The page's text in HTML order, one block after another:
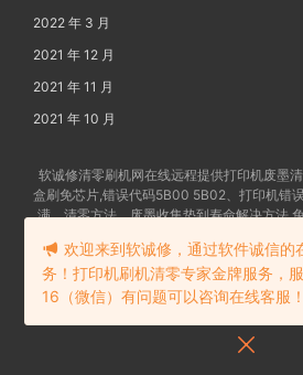
2022 年 3 月
2021 年 12 月
2021 年 11 月
2021 年 10 月
软诚修清零刷机网在线远程提供打印机废墨
盒刷免芯片,错误代码5B00 5B02、打印机错
满、清零方法、废墨收集垫到寿命解决方法
4号-18
苏
欢迎来到软诚修，通过软件诚信的
务！打印机刷机清零专家金牌服务，
16（微信）有问题可以咨询在线客服！